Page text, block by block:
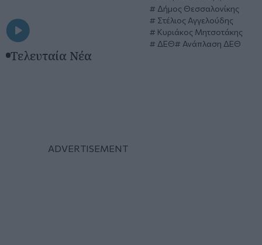
Δήμος Θεσσαλονίκης
Στέλιος Αγγελούδης
Κυριάκος Μητσοτάκης
ΔΕΘ
Ανάπλαση ΔΕΘ
Τελευταία Νέα